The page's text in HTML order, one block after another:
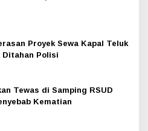
Proyek Sewa Kapal Teluk
Ditahan Polisi
Tewas di Samping RSUD
Kematian